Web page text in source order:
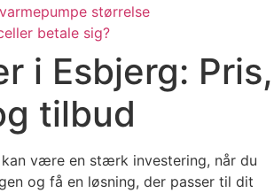
størrelse
betale sig?
i Esbjerg: Pris,
tilbud
være en stærk investering, når du
og få en løsning, der passer til dit